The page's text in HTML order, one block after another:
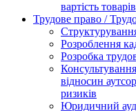
вартість товарів
Трудове право /
Розроблення
Розробка
відносин
ризиків
Юридичний